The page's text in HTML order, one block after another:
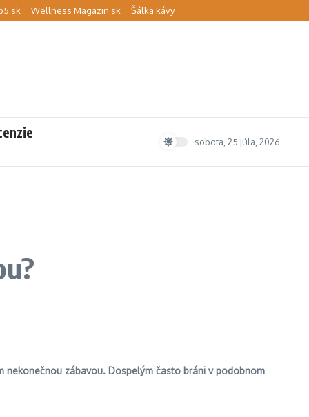
Wellness Magazin.sk Šálka kávy
sobota, 25 júla, 2026
nekonečnou zábavou. Dospelým často bráni v podobnom